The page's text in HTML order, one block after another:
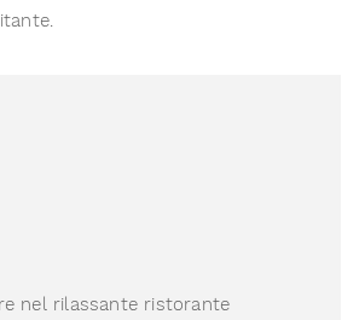
nel rilassante ristorante